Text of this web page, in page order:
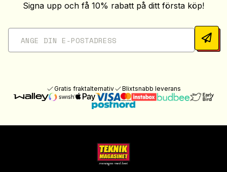
Signa upp och få 10% rabatt på ditt första köp!
Gratis fraktalternativ Blixtsnabb leverans